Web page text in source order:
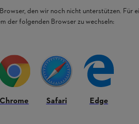
den wir noch nicht unterstützen. Für
der folgenden Browser zu wechseln:
Chrome Safari Edge